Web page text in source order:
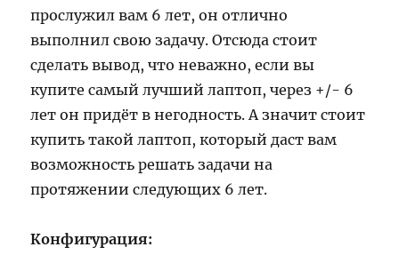
прослужил вам 6 лет, он отлично
выполнил свою задачу. Отсюда стоит
сделать вывод, что неважно, если вы
купите самый лучший лаптоп, через +/- 6
лет он придёт в негодность. А значит стоит
купить такой лаптоп, который даст вам
возможность решать задачи на
протяжении следующих 6 лет.
Конфигурация: